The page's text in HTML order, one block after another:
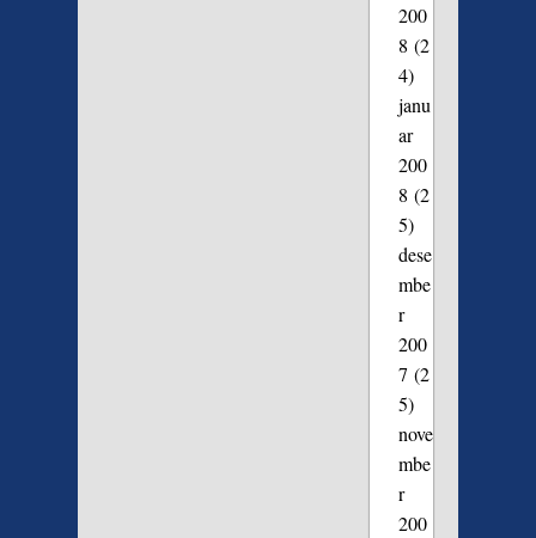
200
8 (2
4)
janu
ar
200
8 (2
5)
dese
mbe
r
200
7 (2
5)
nove
mbe
r
200